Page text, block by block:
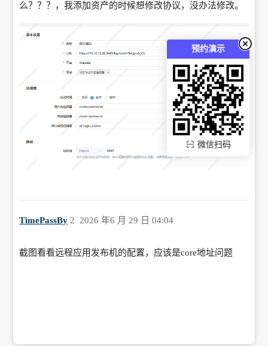
预约演示
微信扫码
么？？？，我添加资产的时候想修改协议，没办法修改。
TimePassBy 2026 年6 月 29 日 04:04
2
截图看看远程应用发布机的配置，应该是core地址问题